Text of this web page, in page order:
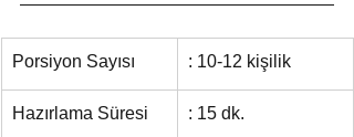
Porsiyon Sayısı : 10-12 kişilik
Hazırlama Süresi : 15 dk.